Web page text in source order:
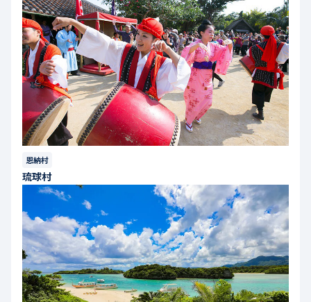
恩納村
琉球村